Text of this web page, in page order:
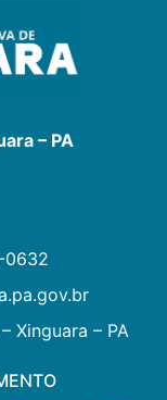
– PA
0632
Xinguara – PA